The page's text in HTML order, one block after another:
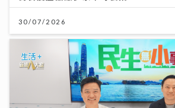
30/07/2026
09/08/2026